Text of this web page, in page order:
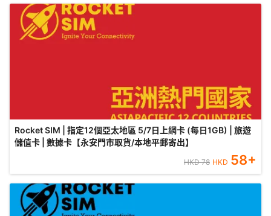
Rocket SIM | 指定12個亞太地區 5/7日上網卡 (每日1GB) | 旅遊
儲值卡 | 數據卡【永安門市取貨/本地平郵寄出】
HKD78 HKD 58+